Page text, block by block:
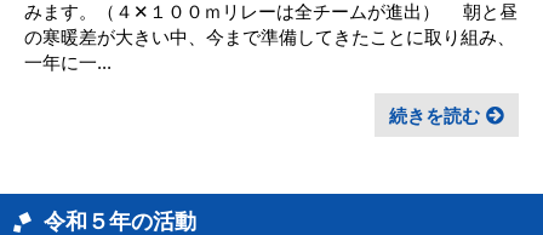
みます。（４✕１００ｍリレーは全チームが進出） 朝と昼
の寒暖差が大きい中、今まで準備してきたことに取り組み、
一年に一...
続きを読む
令和５年の活動